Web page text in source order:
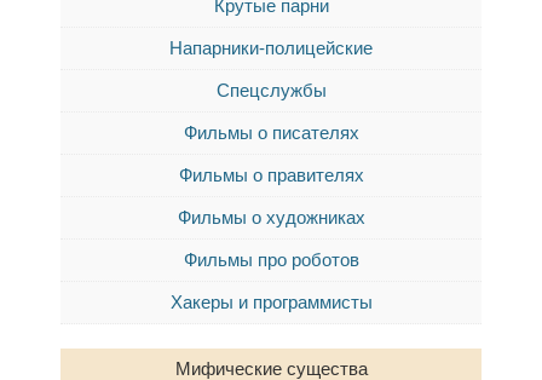
Крутые парни
Напарники-полицейские
Спецслужбы
Фильмы о писателях
Фильмы о правителях
Фильмы о художниках
Фильмы про роботов
Хакеры и программисты
Мифические существа